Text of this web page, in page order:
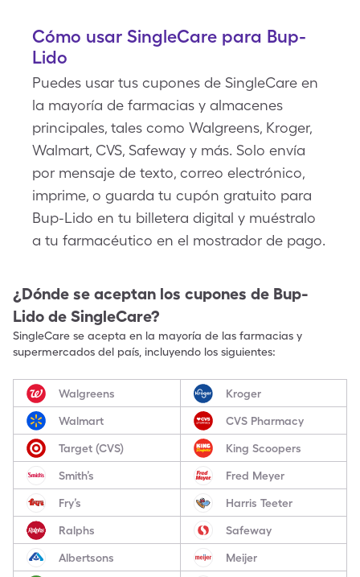
Cómo usar SingleCare para Bup-
Lido
Puedes usar tus cupones de SingleCare en
la mayoría de farmacias y almacenes
principales, tales como Walgreens, Kroger,
Walmart, CVS, Safeway y más. Solo envía
por mensaje de texto, correo electrónico,
imprime, o guarda tu cupón gratuito para
Bup-Lido en tu billetera digital y muéstralo
a tu farmacéutico en el mostrador de pago.
¿Dónde se aceptan los cupones de Bup-
Lido de SingleCare?
SingleCare se acepta en la mayoría de las farmacias y
supermercados del país, incluyendo los siguientes:
Walgreens Kroger
Walmart CVS Pharmacy
Target (CVS) King Scoopers
Smith’s Fred Meyer
Fry’s Harris Teeter
Ralphs Safeway
Albertsons Meijer